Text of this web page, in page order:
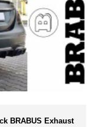
BRABUS Exhaust